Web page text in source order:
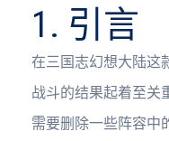
1. 引言
在三国志幻想大陆这
战斗的结果起着至关
需要删除一些阵容中